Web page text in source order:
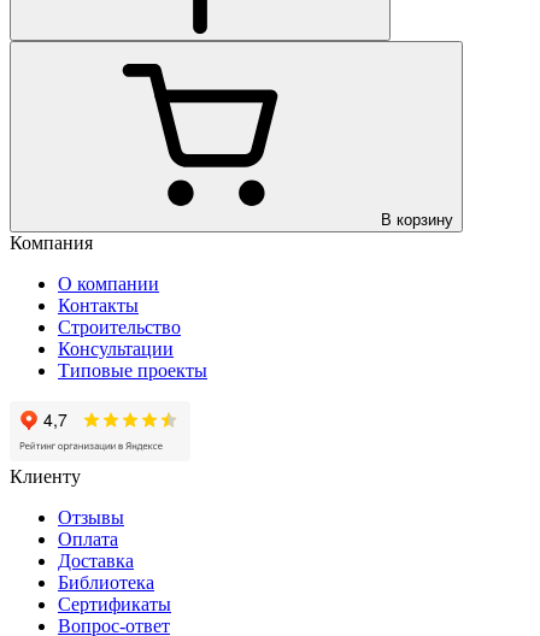
В корзину
Компания
О компании
Контакты
Строительство
Консультации
Типовые проекты
Клиенту
Отзывы
Оплата
Доставка
Библиотека
Сертификаты
Вопрос-ответ